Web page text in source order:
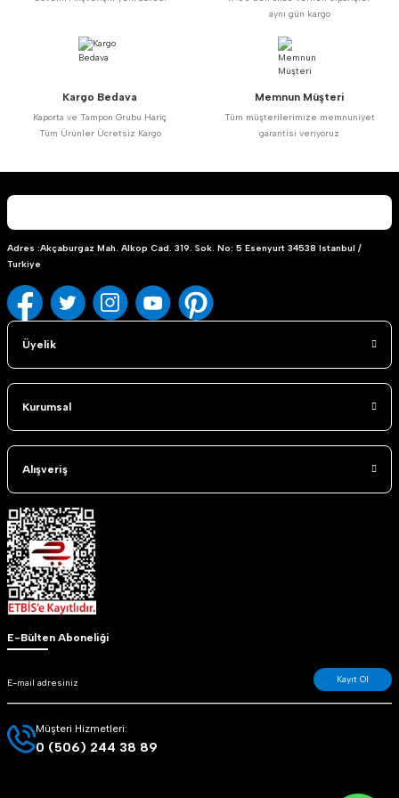
Ürün açıklamasında eksik bilgiler bulunuyor.
Ürün fiyatı diğer sitelerden daha pahalı.
Gönder
aynı gün kargo
Kargo Bedava
Kaporta ve Tampon Grubu Hariç
Tüm Ürünler Ücretsiz Kargo
Memnun Müşteri
Tüm müşterilerimize memnuniyet
garantisi veriyoruz
Adres :Akçaburgaz Mah. Alkop Cad. 319. Sok. No: 5 Esenyurt 34538 Istanbul /
Turkiye
Üyelik
Kurumsal
Alışveriş
E-Bülten Aboneliği
Kayıt Ol
Müşteri Hizmetleri:
0 (506) 244 38 89